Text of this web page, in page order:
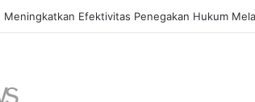
Meningkatkan Efektivitas Penegakan Hukum